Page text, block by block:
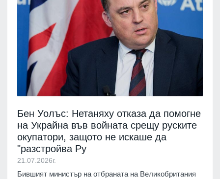
Бен Уолъс: Нетаняху отказа да помогне
на Украйна във войната срещу руските
окупатори, защото не искаше да
"разстройва Ру
21.07.2026г.
Бившият министър на отбраната на Великобритания